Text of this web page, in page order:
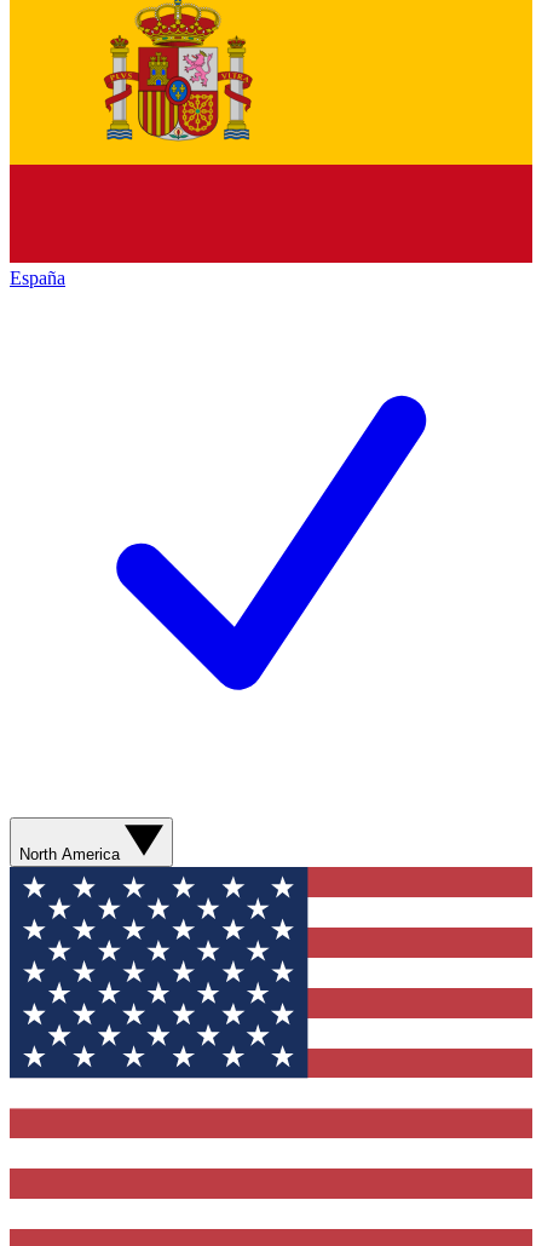
España
North America